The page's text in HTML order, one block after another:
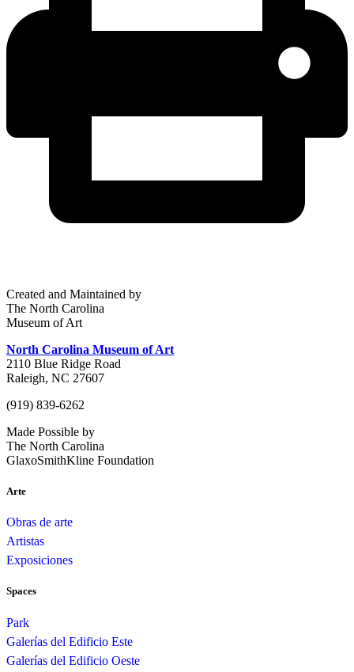
Created and Maintained by
The North Carolina
Museum of Art
North Carolina Museum of Art
2110 Blue Ridge Road
Raleigh, NC 27607
(919) 839-6262
Made Possible by
The North Carolina
GlaxoSmithKline Foundation
Arte
Obras de arte
Artistas
Exposiciones
Spaces
Park
Galerías del Edificio Este
Galerías del Edificio Oeste